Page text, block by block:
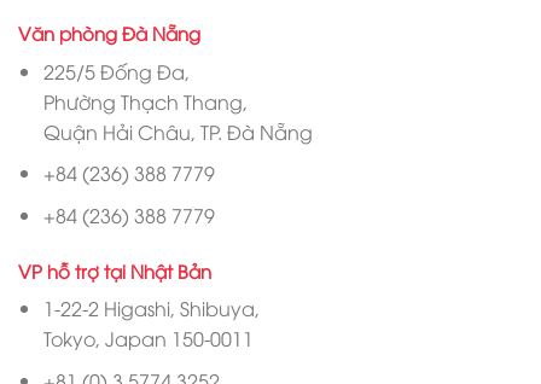
Văn phòng Đà Nẵng
225/5 Đống Đa,
Phường Thạch Thang,
Quận Hải Châu, TP. Đà Nẵng
+84 (236) 388 7779
+84 (236) 388 7779
VP hỗ trợ tại Nhật Bản
1-22-2 Higashi, Shibuya,
Tokyo, Japan 150-0011